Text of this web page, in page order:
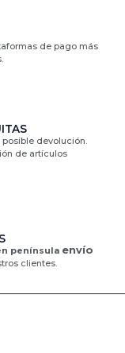
de pago más
devolución.
de artículos
península envío
clientes.